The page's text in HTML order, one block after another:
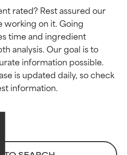
rated? Rest assured our
working on it. Going
time and ingredient
analysis. Our goal is to
information possible.
is updated daily, so check
van
ondersteund door
onderzoek.
van
ondersteund door
onderzoek.